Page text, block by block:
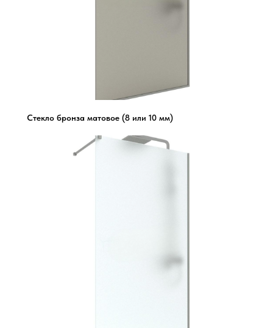
Стекло бронза матовое (8 или 10 мм)